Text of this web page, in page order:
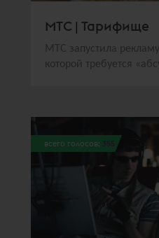
МТС | Тарифище
МТС запустила
которой требуется
всего голосов: 355